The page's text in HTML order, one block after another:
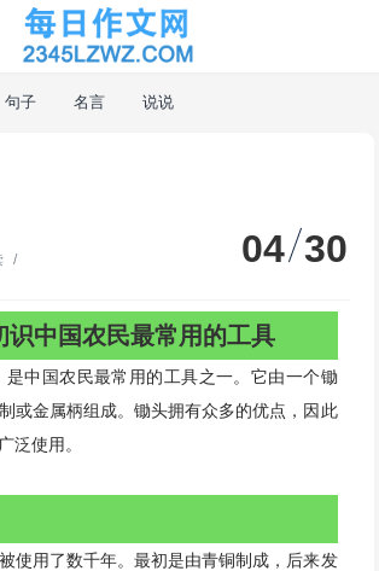
句子 名言 说说
/ 04 30
中国农民最常用的工具
是中国农民最常用的工具之一。它由一个锄
或金属柄组成。锄头拥有众多的优点，因此
泛使用。
使用了数千年。最初是由青铜制成，后来发